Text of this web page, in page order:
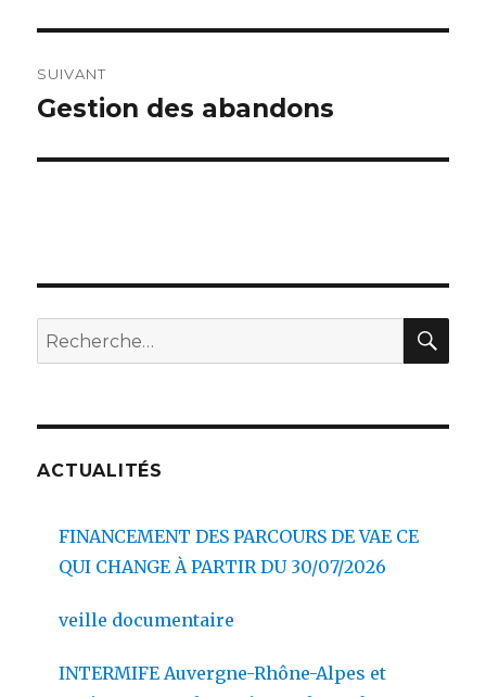
SUIVANT
Publication
Gestion des abandons
Recherche
pour :
ACTUALITÉS
FINANCEMENT DES PARCOURS DE VAE CE
QUI CHANGE À PARTIR DU 30/07/2026
veille documentaire
INTERMIFE Auvergne-Rhône-Alpes et